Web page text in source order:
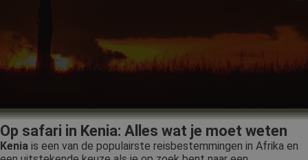
Op safari in Kenia: Alles wat je moet weten
Kenia is een van de populairste reisbestemmingen in Afrika en